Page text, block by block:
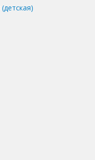
(детская)